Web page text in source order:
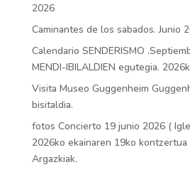
2026
Caminantes de los sabados. Junio
Calendario SENDERISMO
MENDI-IBILALDIEN egutegia.
Visita Museo Guggenheim
bisitaldia.
fotos Concierto 19 junio 2026 (
2026ko ekainaren 19ko kontzertua
Argazkiak.